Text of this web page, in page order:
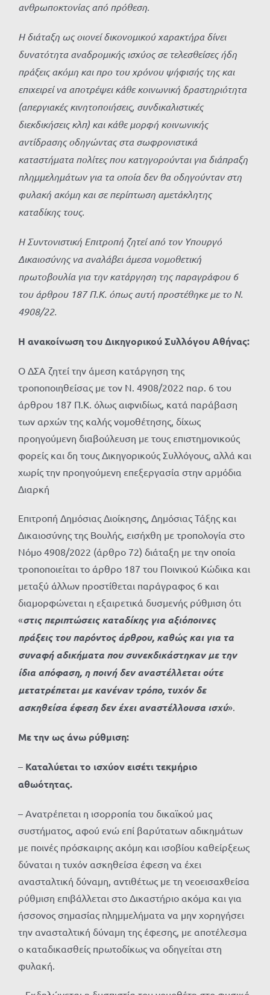
ανθρωποκτονίας από πρόθεση.
Η διάταξη ως οιονεί δικονομικού χαρακτήρα δίνει
δυνατότητα αναδρομικής ισχύος σε τελεσθείσες ήδη
πράξεις ακόμη και προ του χρόνου ψήφισής της και
επιχειρεί να αποτρέψει κάθε κοινωνική δραστηριότητα
(απεργιακές κινητοποιήσεις, συνδικαλιστικές
διεκδικήσεις κλπ) και κάθε μορφή κοινωνικής
αντίδρασης οδηγώντας στα σωφρονιστικά
καταστήματα πολίτες που κατηγορούνται για διάπραξη
πλημμελημάτων για τα οποία δεν θα οδηγούνταν στη
φυλακή ακόμη και σε περίπτωση αμετάκλητης
καταδίκης τους.
Η Συντονιστική Επιτροπή ζητεί από τον Υπουργό
Δικαιοσύνης να αναλάβει άμεσα νομοθετική
πρωτοβουλία για την κατάργηση της παραγράφου 6
του άρθρου 187 Π.Κ. όπως αυτή προστέθηκε με το Ν.
4908/22.
Η ανακοίνωση του Δικηγορικού Συλλόγου Αθήνας:
Ο ΔΣΑ ζητεί την άμεση κατάργηση της
τροποποιηθείσας με τον Ν. 4908/2022 παρ. 6 του
άρθρου 187 Π.Κ. όλως αιφνιδίως, κατά παράβαση
των αρχών της καλής νομοθέτησης, δίχως
προηγούμενη διαβούλευση με τους επιστημονικούς
φορείς και δη τους Δικηγορικούς Συλλόγους, αλλά και
χωρίς την προηγούμενη επεξεργασία στην αρμόδια
Διαρκή
Επιτροπή Δημόσιας Διοίκησης, Δημόσιας Τάξης και
Δικαιοσύνης της Βουλής, εισήχθη με τροπολογία στο
Νόμο 4908/2022 (άρθρο 72) διάταξη με την οποία
τροποποιείται το άρθρο 187 του Ποινικού Κώδικα και
μεταξύ άλλων προστίθεται παράγραφος 6 και
διαμορφώνεται η εξαιρετικά δυσμενής ρύθμιση ότι
«στις περιπτώσεις καταδίκης για αξιόποινες
πράξεις του παρόντος άρθρου, καθώς και για τα
συναφή αδικήματα που συνεκδικάστηκαν με την
ίδια απόφαση, η ποινή δεν αναστέλλεται ούτε
μετατρέπεται με κανέναν τρόπο, τυχόν δε
ασκηθείσα έφεση δεν έχει αναστέλλουσα ισχύ».
Με την ως άνω ρύθμιση:
– Καταλύεται το ισχύον εισέτι τεκμήριο
αθωότητας.
– Ανατρέπεται η ισορροπία του δικαϊκού μας
συστήματος, αφού ενώ επί βαρύτατων αδικημάτων
με ποινές πρόσκαιρης ακόμη και ισοβίου καθείρξεως
δύναται η τυχόν ασκηθείσα έφεση να έχει
ανασταλτική δύναμη, αντιθέτως με τη νεοεισαχθείσα
ρύθμιση επιβάλλεται στο Δικαστήριο ακόμα και για
ήσσονος σημασίας πλημμελήματα να μην χορηγήσει
την ανασταλτική δύναμη της έφεσης, με αποτέλεσμα
ο καταδικασθείς πρωτοδίκως να οδηγείται στη
φυλακή.